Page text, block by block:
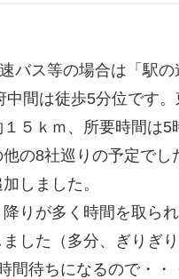
バス等の場合は「駅
間は徒歩5分位です
５ｋｍ、所要時間は5
の8社巡りの予定でし
しました。
りが多く時間を取られ
した（多分、ぎりぎ
待ちになるので・・